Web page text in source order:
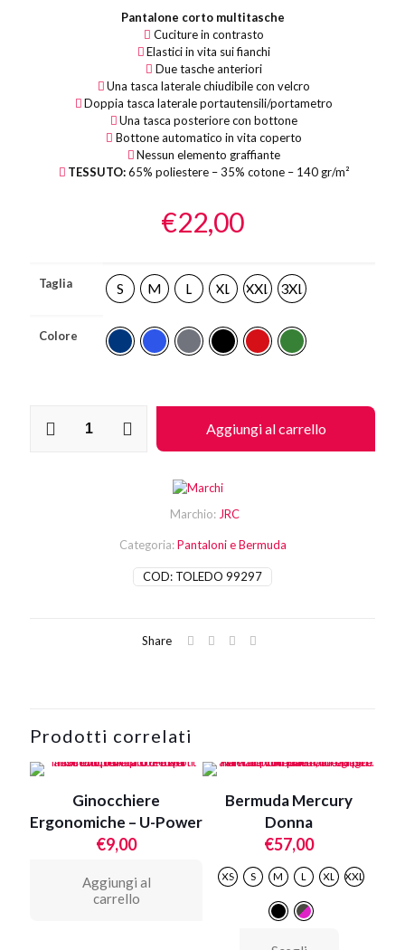
Pantalone corto multitasche
Cuciture in contrasto
Elastici in vita sui fianchi
Due tasche anteriori
Una tasca laterale chiudibile con velcro
Doppia tasca laterale portautensili/portametro
Una tasca posteriore con bottone
Bottone automatico in vita coperto
Nessun elemento graffiante
TESSUTO:65% poliestere – 35% cotone – 140 gr/m²
€22,00
Taglia S M L XL XXL 3XL
Colore
Aggiungi al carrello
COD: TOLEDO 99297
Categoria:Pantaloni e Bermuda
Marchio: JRC
Share
Prodotti correlati
Ginocchiere
Ergonomiche – U-Power
€9,00
Aggiungi al
carrello
Bermuda Mercury
Donna
€57,00
XS S M L XL XXL